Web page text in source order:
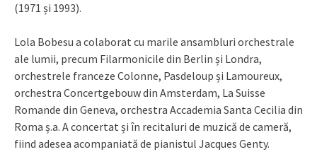
(1971 și 1993).
Lola Bobesu a colaborat cu marile ansambluri orchestrale
ale lumii, precum Filarmonicile din Berlin și Londra,
orchestrele franceze Colonne, Pasdeloup și Lamoureux,
orchestra Concertgebouw din Amsterdam, La Suisse
Romande din Geneva, orchestra Accademia Santa Cecilia din
Roma ș.a. A concertat și în recitaluri de muzică de cameră,
fiind adesea acompaniată de pianistul Jacques Genty.